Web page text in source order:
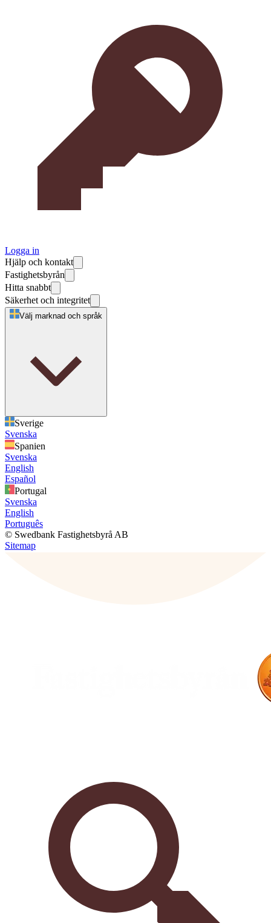
Logga in
Hjälp och kontakt
Fastighetsbyrån
Hitta snabbt
Säkerhet och integritet
Välj marknad och språk
Sverige
Svenska
Spanien
Svenska
English
Español
Portugal
Svenska
English
Português
© Swedbank Fastighetsbyrå AB
Sitemap